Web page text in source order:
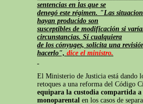
sentencias en las que se
denegó este régimen. "Las
hayan producido son
susceptibles de modificación si
circunstancias. Si cualquiera
de los cónyuges, solicita una
hacerlo", dice el ministro.
El Ministerio de Justicia está dando
retoques a una reforma del Código
equipara la custodia compartida a
monoparental en los casos de